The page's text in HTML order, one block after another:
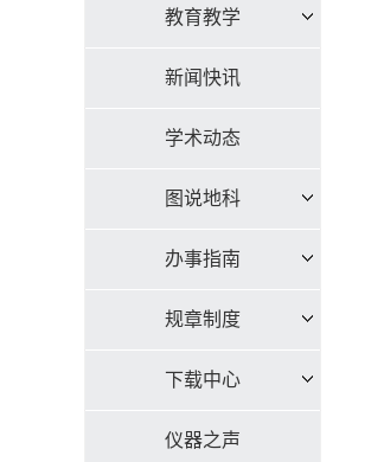
教育教学
新闻快讯
学术动态
图说地科
办事指南
规章制度
下载中心
仪器之声